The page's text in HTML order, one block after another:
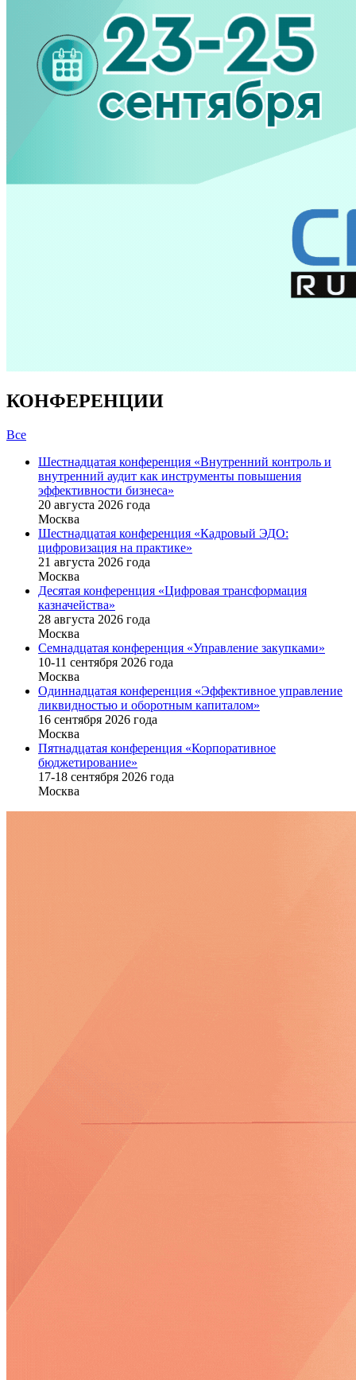
КОНФЕРЕНЦИИ
Все
Шестнадцатая конференция «Внутренний контроль и
внутренний аудит как инструменты повышения
эффективности бизнеса»
20 августа 2026 года
Москва
Шестнадцатая конференция «Кадровый ЭДО:
цифровизация на практике»
21 августа 2026 года
Москва
Десятая конференция «Цифровая трансформация
казначейства»
28 августа 2026 года
Москва
Семнадцатая конференция «Управление закупками»
10-11 сентября 2026 года
Москва
Одиннадцатая конференция «Эффективное управление
ликвидностью и оборотным капиталом»
16 cентября 2026 года
Москва
Пятнадцатая конференция «Корпоративное
бюджетирование»
17-18 сентября 2026 года
Москва